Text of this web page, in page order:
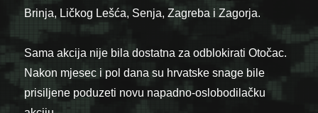
Brinja, Ličkog Lešća, Senja, Zagreba i Zagorja.
Sama akcija nije bila dostatna za odblokirati Otočac.
Nakon mjesec i pol dana su hrvatske snage bile
prisiljene poduzeti novu napadno-oslobodilačku